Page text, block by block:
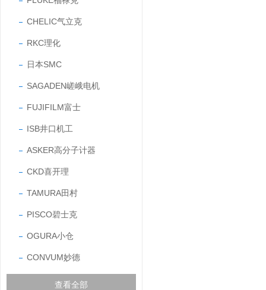
CHELIC气立克
RKC理化
日本SMC
SAGADEN嵯峨电机
FUJIFILM富士
ISB井口机工
ASKER高分子计器
CKD喜开理
TAMURA田村
PISCO碧士克
OGURA小仓
CONVUM妙德
查看全部